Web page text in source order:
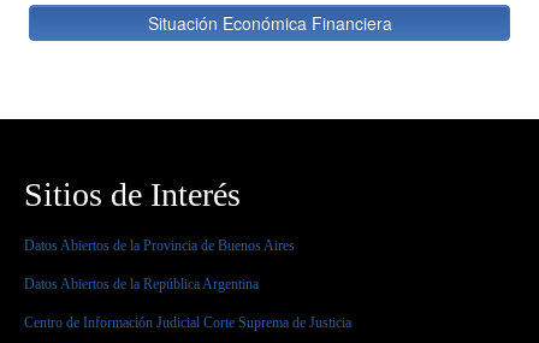
Situación Económica Financiera
Sitios de Interés
Datos Abiertos de la Provincia de Buenos Aires
Datos Abiertos de la República Argentina
Centro de Información Judicial Corte Suprema de Justicia